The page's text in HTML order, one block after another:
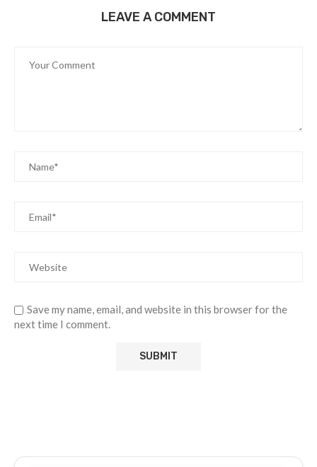
LEAVE A COMMENT
Save my name, email, and website in this browser for the
next time I comment.